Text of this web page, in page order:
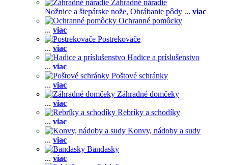
Záhradné náradie
Nožnice a štepárske nože, Obrábanie pôdy ... viac
Ochranné pomôcky
... viac
Postrekovače
... viac
Hadice a príslušenstvo
... viac
Poštové schránky
... viac
Záhradné domčeky
... viac
Rebríky a schodíky
... viac
Konvy, nádoby a sudy
... viac
Bandasky
... viac